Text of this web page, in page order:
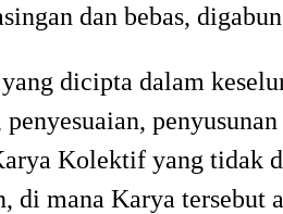
dan bebas,
dicipta dalam
Kolektif yang tidak
di mana Karya tersebut